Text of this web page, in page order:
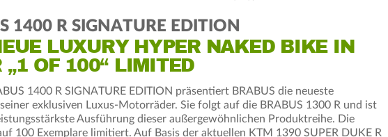
1400 R SIGNATURE EDITION
LUXURY HYPER NAKED BIKE IN
„1 OF 100“ LIMITED
1400 R SIGNATURE EDITION präsentiert BRABUS die neueste
exklusiven Luxus-Motorräder. Sie folgt auf die BRABUS 1300 R und ist
Ausführung dieser außergewöhnlichen Produktreihe. Die
100 Exemplare limitiert. Auf Basis der aktuellen KTM 1390 SUPER DUKE R